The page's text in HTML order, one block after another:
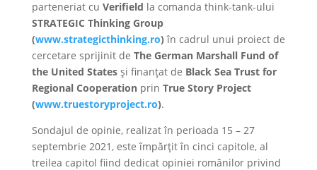
parteneriat cu Verifield la comanda think-tank-ului
STRATEGIC Thinking Group
(www.strategicthinking.ro)în cadrul unui proiect de
cercetare sprijinit de The German Marshall Fund of
the United States și finanțat de Black Sea Trust for
Regional Cooperationprin True Story Project
(www.truestoryproject.ro).
Sondajul de opinie, realizat în perioada 15 – 27
septembrie 2021, este împărțit în cinci capitole, al
treilea capitol fiind dedicat opiniei românilor privind